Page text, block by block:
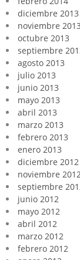
diciembre 2013
noviembre 2013
octubre 2013
septiembre
agosto 2013
julio 2013
junio 2013
mayo 2013
abril 2013
marzo 2013
febrero 2013
enero 2013
diciembre 2012
noviembre
septiembre
junio 2012
mayo 2012
abril 2012
marzo 2012
febrero 2012